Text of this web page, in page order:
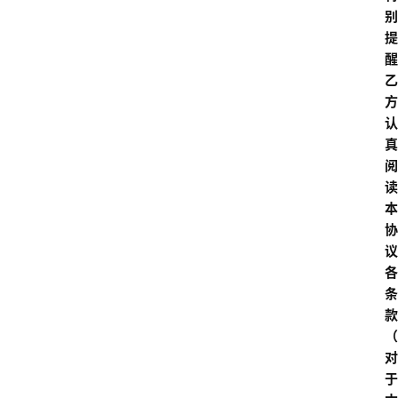
别
提
醒
乙
方
认
真
阅
读
本
协
议
各
条
款
（
对
于